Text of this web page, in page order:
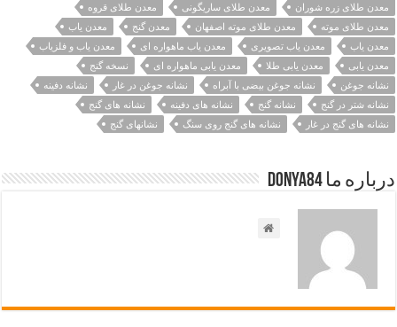
معدن طلای زره شوران
معدن طلای ساریگونی
معدن طلای قروه
معدن طلای موته
معدن طلای موته اصفهان معدن گنج
معدن ياب
معدن یاب
معدن یاب تصویری معدن یاب ماهواره ای
معدن یاب و فلزیاب
معدن یابی
معدن یابی طلا معدن یابی ماهواره ای
نسخه گنج
نشانه جوغن
نشانه جوغن بیضی با آبراه نشانه جوغن در غار
نشانه دفینه
نشانه شتر در گنج
نشانه گنج نشانه های دفینه
نشانه های گنج
نشانه های گنج در غار
نشانه های گنج روی سنگ نشانهای گنج
درباره ما Donya84